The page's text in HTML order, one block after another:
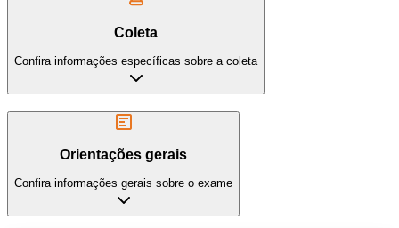
Coleta
Confira informações específicas sobre a coleta
Orientações gerais
Confira informações gerais sobre o exame